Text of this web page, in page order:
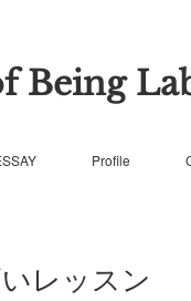
Being
Profile
レッスン